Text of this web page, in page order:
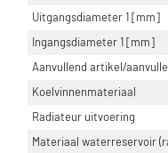
Uitgangsdiameter 1 [mm]
Ingangsdiameter 1 [mm]
Aanvullend artikel/
Koelvinnenmateriaal
Radiateur uitvoering
Materiaal waterreservoir